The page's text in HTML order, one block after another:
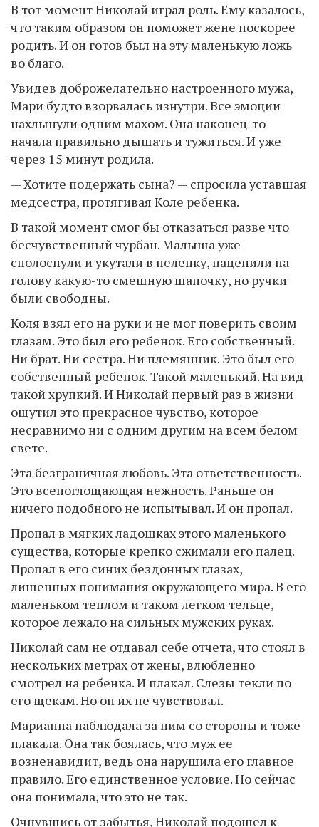
В тот момент Николай играл роль. Ему казалось,
что таким образом он поможет жене поскорее
родить. И он готов был на эту маленькую ложь
во благо.
Увидев доброжелательно настроенного мужа,
Мари будто взорвалась изнутри. Все эмоции
нахлынули одним махом. Она наконец-то
начала правильно дышать и тужиться. И уже
через 15 минут родила.
— Хотите подержать сына? — спросила уставшая
медсестра, протягивая Коле ребенка.
В такой момент смог бы отказаться разве что
бесчувственный чурбан. Малыша уже
сполоснули и укутали в пеленку, нацепили на
голову какую-то смешную шапочку, но ручки
были свободны.
Коля взял его на руки и не мог поверить своим
глазам. Это был его ребенок. Его собственный.
Ни брат. Ни сестра. Ни племянник. Это был его
собственный ребенок. Такой маленький. На вид
такой хрупкий. И Николай первый раз в жизни
ощутил это прекрасное чувство, которое
несравнимо ни с одним другим на всем белом
свете.
Эта безграничная любовь. Эта ответственность.
Это всепоглощающая нежность. Раньше он
ничего подобного не испытывал. И он пропал.
Пропал в мягких ладошках этого маленького
существа, которые крепко сжимали его палец.
Пропал в его синих бездонных глазах,
лишенных понимания окружающего мира. В его
маленьком теплом и таком легком тельце,
которое лежало на сильных мужских руках.
Николай сам не отдавал себе отчета, что стоял в
нескольких метрах от жены, влюбленно
смотрел на ребенка. И плакал. Слезы текли по
его щекам. Но он их не чувствовал.
Марианна наблюдала за ним со стороны и тоже
плакала. Она так боялась, что муж ее
возненавидит, ведь она нарушила его главное
правило. Его единственное условие. Но сейчас
она понимала, что это не так.
Очнувшись от забытья, Николай подошел к